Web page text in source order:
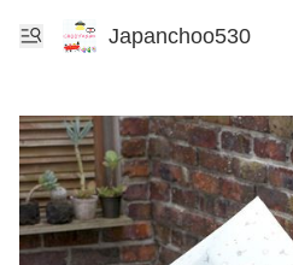
Japanchoo530